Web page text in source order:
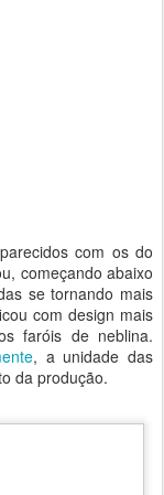
com os do
começando abaixo
se tornando mais
com design mais
faróis de neblina.
, a unidade das
da produção.